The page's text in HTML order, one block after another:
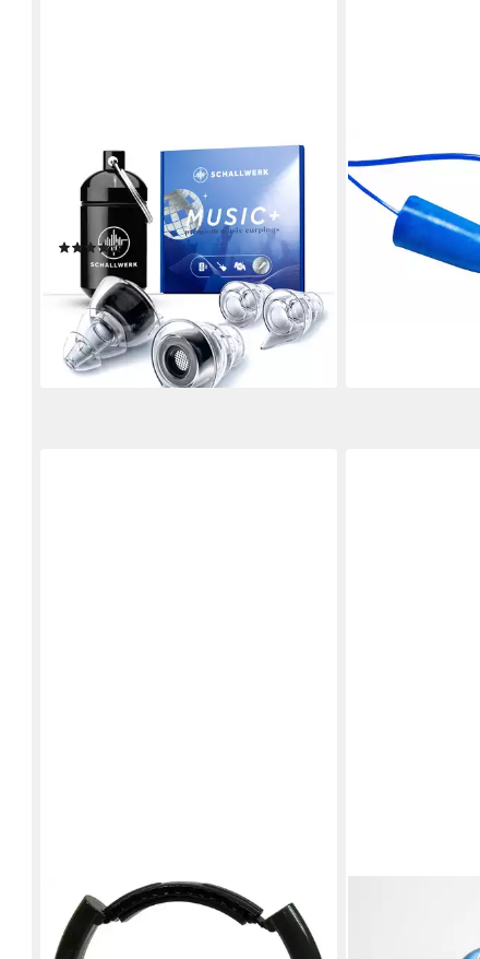
SCHALLWERK
Gehörschutzstöpsel SCHALLWERK
® Music+ Gehörschutz Ohrstöpsel
dämpft Lärm
(5)
21,99 € UVP 24,99 €
-12%
lieferbar - in 2-3 Werktagen bei dir
CONNEX
Gehörschutz-
Reduzierung um
4,54 €
lieferbar - in 3-4
NAPIER
Gehörschutzstöpsel Gehörschutz
Pro 9
® Sleep+